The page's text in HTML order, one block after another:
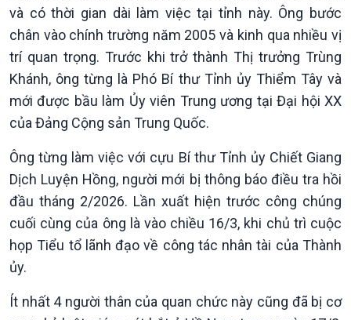
Kinh tế
Tin Kinh tế
Trước giờ mở cửa
Dòng chảy Kinh tế
Sức sống hàng Việt
Khởi nghiệp
Tuyên chiến với gian lận
thương mại
Nông nghiệp & Biển đảo
Tin Nông nghiệp & Biển
đảo
Biển đảo Việt Nam
Tâm tình biên giới và hải
đảo
Tìm hiểu biển, đảo Việt
Nam
và có thời gian dài làm việc tại tỉnh này. Ông bước
chân vào chính trường năm 2005 và kinh qua nhiều vị
trí quan trọng. Trước khi trở thành Thị trưởng Trùng
Khánh, ông từng là Phó Bí thư Tỉnh ủy Thiểm Tây và
mới được bầu làm Ủy viên Trung ương tại Đại hội XX
của Đảng Cộng sản Trung Quốc.
Ông từng làm việc với cựu Bí thư Tỉnh ủy Chiết Giang
Dịch Luyện Hồng, người mới bị thông báo điều tra hồi
đầu tháng 2/2026. Lần xuất hiện trước công chúng
cuối cùng của ông là vào chiều 16/3, khi chủ trì cuộc
họp Tiểu tổ lãnh đạo về công tác nhân tài của Thành
ủy.
Ít nhất 4 người thân của quan chức này cũng đã bị cơ